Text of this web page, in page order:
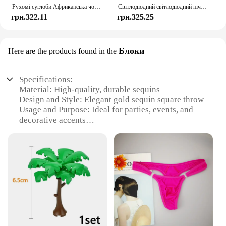
грн.322.11
Світлодіодний світлодіодний нічник із кроликом із сенсорним датчиком RGB, 16 кольорів, силіконова лампа-кролик, що перезаряджається через USB, для дітей, дитяча іграшка, подарунок на фестиваль
грн.325.25
Here are the products found in the Блоки
Specifications:
Material: High-quality, durable sequins
Design and Style: Elegant gold sequin square throw
Usage and Purpose: Ideal for parties, events, and
decorative accents
Performance and Property: Lightweight yet
luxurious feel
Parts and Accessories: Available in sets for
wholesale and vendor purchases
**Elegant Decor for Every Occasion**
The PartyDelight Gold Sequin Square Throw is the